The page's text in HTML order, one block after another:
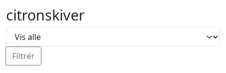
Efterår
Energi, miljø, økologi
Erhverv
Fænomener, begreber
Fastelavn, karneval
citronskiver
Filtrér